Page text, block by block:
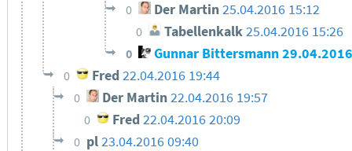
0 Der Martin25.04.2016 15:12
0 Tabellenkalk25.04.2016 15:26
0 Gunnar Bittersmann
0 Fred 22.04.2016 19:44
0 Der Martin22.04.2016 19:57
0 Fred 22.04.2016 20:09
0 pl23.04.2016 09:40